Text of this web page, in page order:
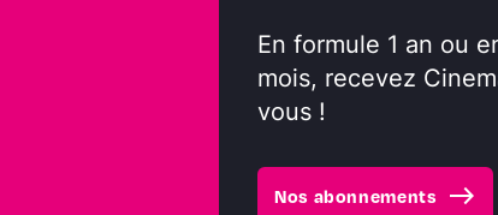
En formule 1 an ou
mois, recevez
vous !
Nos abonnements east